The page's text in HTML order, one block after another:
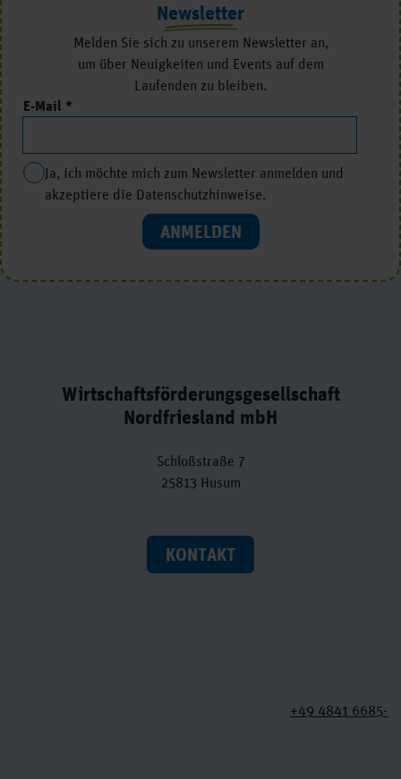
Newsletter
Melden Sie sich zu unserem Newsletter an,
um über Neuigkeiten und Events auf dem
Laufenden zu bleiben.
E-Mail
ANMELDEN
Ja, ich möchte mich zum Newsletter anmelden und
akzeptiere die Datenschutzhinweise.
Wirtschaftsförderungsgesellschaft
Nordfriesland mbH
Schloßstraße 7
25813 Husum
KONTAKT
+49 4841 6685-